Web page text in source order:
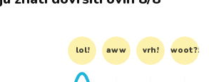
lol! aww vrh! woot?!